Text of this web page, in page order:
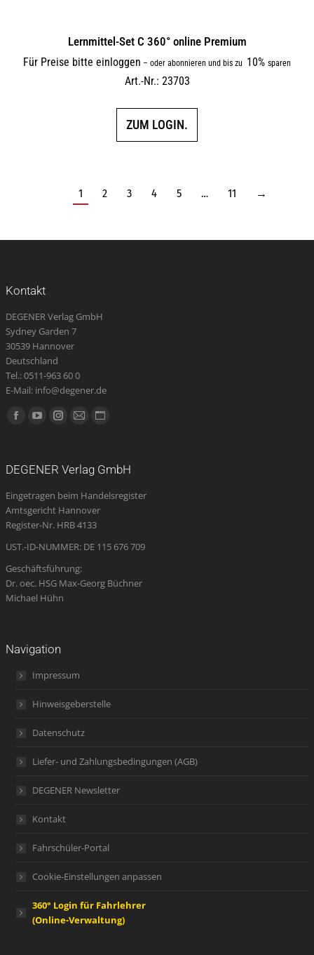
Lernmittel-Set C 360° online Premium
Für Preise bitte einloggen – oder abonnieren und bis zu 10% sparen
Art.-Nr.: 23703
ZUM LOGIN.
1 2 3 4 5 … 11 →
Kontakt
DEGENER Verlag GmbH
Sydney Garden 7
30539 Hannover
Deutschland
Tel.: 0511-963 60 0
E-Mail: info@degener.de
Finden Sie uns auf:
Facebook
new
window
YouTube
new
window
Instagram
new
window
E-
opens
in
new
Website
new
DEGENER Verlag GmbH
Eingetragen beim Handelsregister
Amtsgericht Hannover
Register-Nr. HRB 4133
UST.-ID-NUMMER: DE 115 676 709
Geschäftsführung:
Dr. oec. HSG Max-Georg Büchner
Michael Hühn
Navigation
Impressum
Hinweisgeberstelle
Datenschutz
Liefer- und Zahlungsbedingungen (AGB)
DEGENER Newsletter
Kontakt
Fahrschüler-Portal
Cookie-Einstellungen anpassen
360° Login für Fahrlehrer
(Online-Verwaltung)